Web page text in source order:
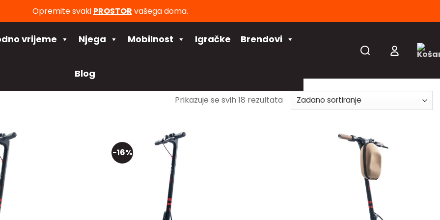
Opremite svaki PROSTOR vašega doma.
vrijeme Njega Mobilnost Igračke Brendovi
Blog
Prikazuje se svih 18 rezultata
-16%